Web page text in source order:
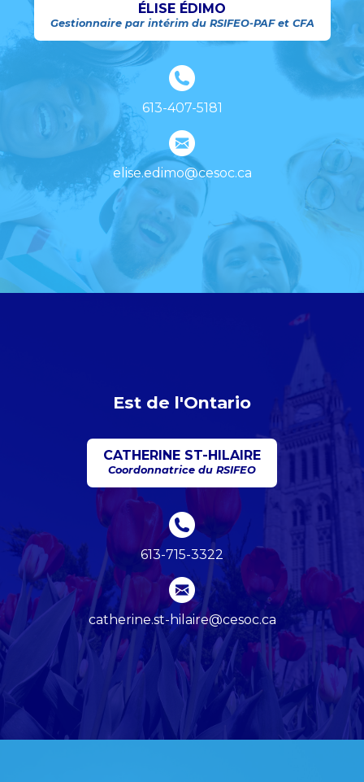
ÉLISE ÉDIMO
Gestionnaire par intérim du RSIFEO-PAF et CFA
613-407-5181
elise.edimo@cesoc.ca
Est de l'Ontario
CATHERINE ST-HILAIRE
Coordonnatrice du RSIFEO
613-715-3322
catherine.st-hilaire@cesoc.ca